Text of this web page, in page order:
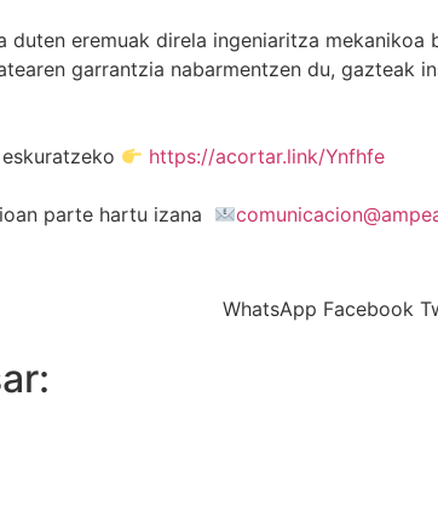
duten eremuak direla ingeniaritza
garrantzia nabarmentzen du, gazteak
https://acortar.link/Ynfhfe
parte hartu izana
WhatsApp Facebook